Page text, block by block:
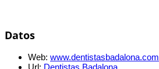
Datos
Web: www.dentistasbadalona.com